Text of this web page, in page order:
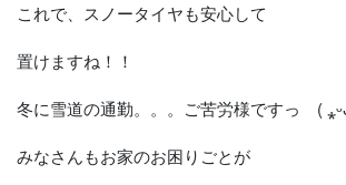
これで、スノータイヤも安心して
置けますね！！
冬に雪道の通勤。。。ご苦労様ですっ (
みなさんもお家のお困りごとが